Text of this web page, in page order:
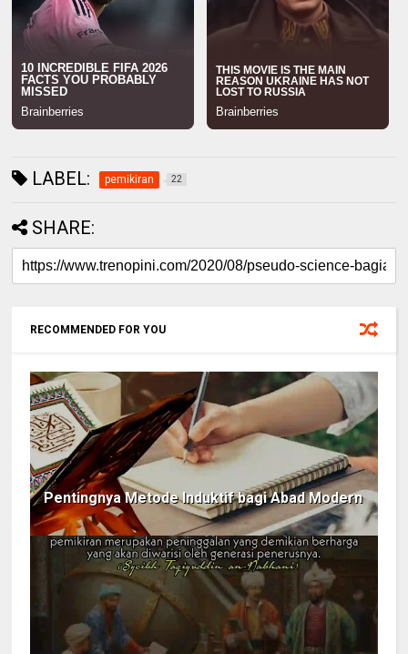
LABEL: pemikiran 22
SHARE:
RECOMMENDED FOR YOU
Pentingnya Metode Induktif bagi Abad Modern